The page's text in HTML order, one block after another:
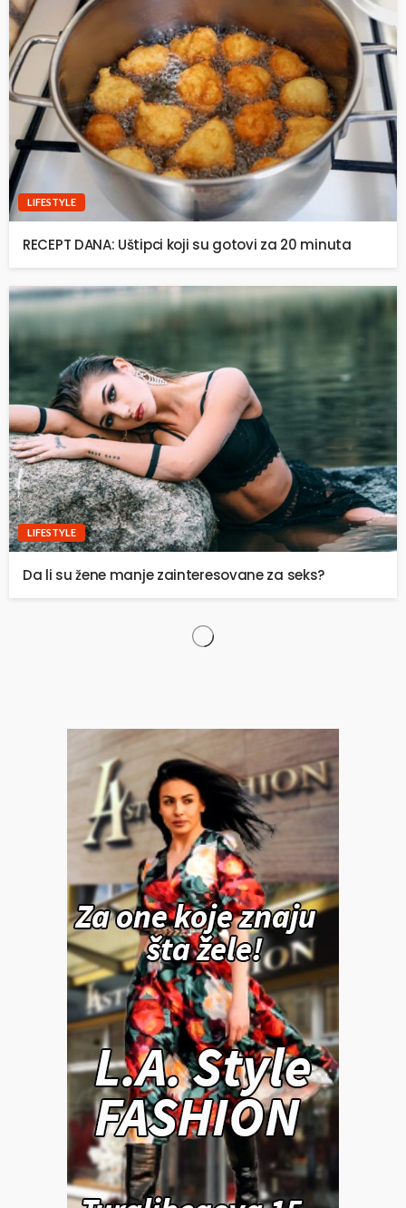
LIFESTYLE
RECEPT DANA: Uštipci koji su gotovi za 20 minuta
LIFESTYLE
Da li su žene manje zainteresovane za seks?